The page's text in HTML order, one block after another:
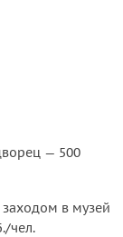
— 500
в музей
чел.